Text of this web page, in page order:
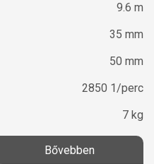
9.6 m
35 mm
50 mm
2850 1/perc
7 kg
Bővebben